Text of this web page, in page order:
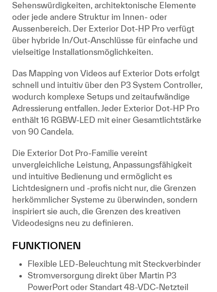
Sehenswürdigkeiten, architektonische Elemente
oder jede andere Struktur im Innen- oder
Aussenbereich. Der Exterior Dot-HP Pro verfügt
über hybride In/Out-Anschlüsse für einfache und
vielseitige Installationsmöglichkeiten.
Das Mapping von Videos auf Exterior Dots erfolgt
schnell und intuitiv über den P3 System Controller,
wodurch komplexe Setups und zeitaufwändige
Adressierung entfallen. Jeder Exterior Dot-HP Pro
enthält 16 RGBW-LED mit einer Gesamtlichtstärke
von 90 Candela.
Die Exterior Dot Pro-Familie vereint
unvergleichliche Leistung, Anpassungsfähigkeit
und intuitive Bedienung und ermöglicht es
Lichtdesignern und -profis nicht nur, die Grenzen
herkömmlicher Systeme zu überwinden, sondern
inspiriert sie auch, die Grenzen des kreativen
Videodesigns neu zu definieren.
FUNKTIONEN
Flexible LED-Beleuchtung mit Steckverbinder
Stromversorgung direkt über Martin P3
PowerPort oder Standart 48-VDC-Netzteil